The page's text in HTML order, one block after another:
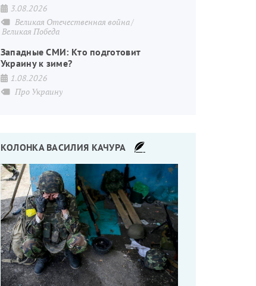
3.08.2026
Великая Отечественная война
Великая Победа
Западные СМИ: Кто подготовит
Украину к зиме?
1.08.2026
Про Украину
КОЛОНКА ВАСИЛИЯ КАЧУРА